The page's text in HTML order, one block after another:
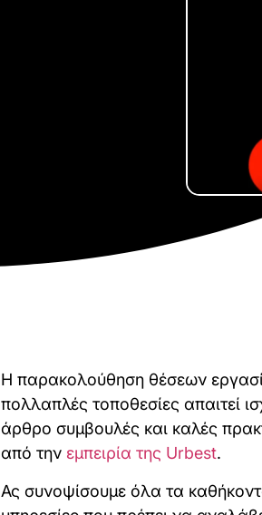
Η παρακολούθηση θέσεων
πολλαπλές τοποθεσίες απαιτεί
άρθρο συμβουλές και καλές
από την εμπειρία της Urbest.
Ας συνοψίσουμε όλα τα